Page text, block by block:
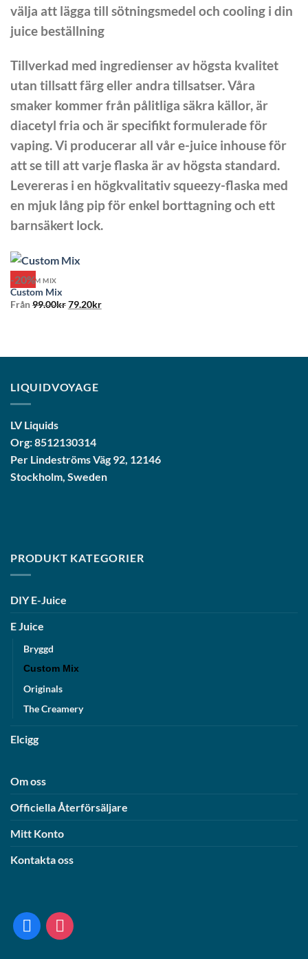
välja att lägga till sötningsmedel och cooling i din
juice beställning
Tillverkad med ingredienser av högsta kvalitet
utan tillsatt färg eller andra tillsatser. Våra
smaker kommer från pålitliga säkra källor, är
diacetyl fria och är specifikt formulerade för
vaping. Vi producerar all vår e-juice inhouse för
att se till att varje flaska är av högsta standard.
Levereras i en högkvalitativ squeezy-flaska med
en mjuk lång pip för enkel borttagning och ett
barnsäkert lock.
-20%
CUSTOM MIX
Custom Mix
Från99.00kr Det
ursprungliga
79.20krDet
nuvarande
LIQUIDVOYAGE
LV Liquids
Org: 8512130314
Per Lindeströms Väg 92, 12146
Stockholm, Sweden
PRODUKT KATEGORIER
DIY E-Juice
E Juice
Bryggd
Custom Mix
Originals
The Creamery
Elcigg
Om oss
Officiella Återförsäljare
Mitt Konto
Kontakta oss
facebookinstagram